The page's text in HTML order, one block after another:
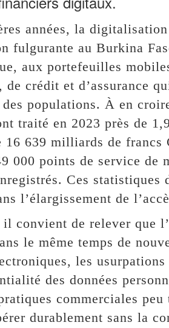
années, la
fulgurante au Burkina
aux portefeuilles
de crédit et d’assurance
populations. À en
traité en 2023 près de
16 639 milliards de francs
000 points de service de
Ces
l’élargissement de
convient de relever que
le même temps de
les
des données
commerciales
durablement sans la